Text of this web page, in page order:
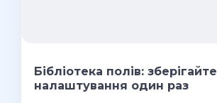
Бібліотека полів: зберігайте
налаштування один раз